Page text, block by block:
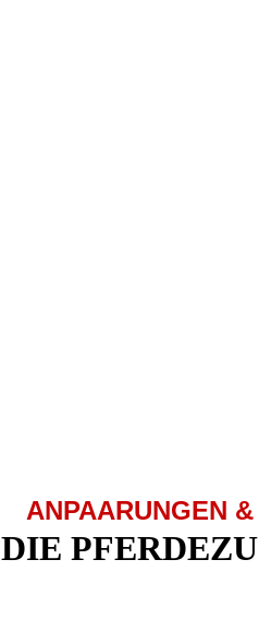
ANPAARUNGEN &
DIE